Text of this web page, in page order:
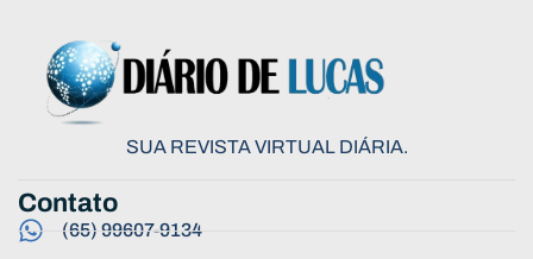
SUA REVISTA VIRTUAL DIÁRIA.
Contato
(65) 99607-9134